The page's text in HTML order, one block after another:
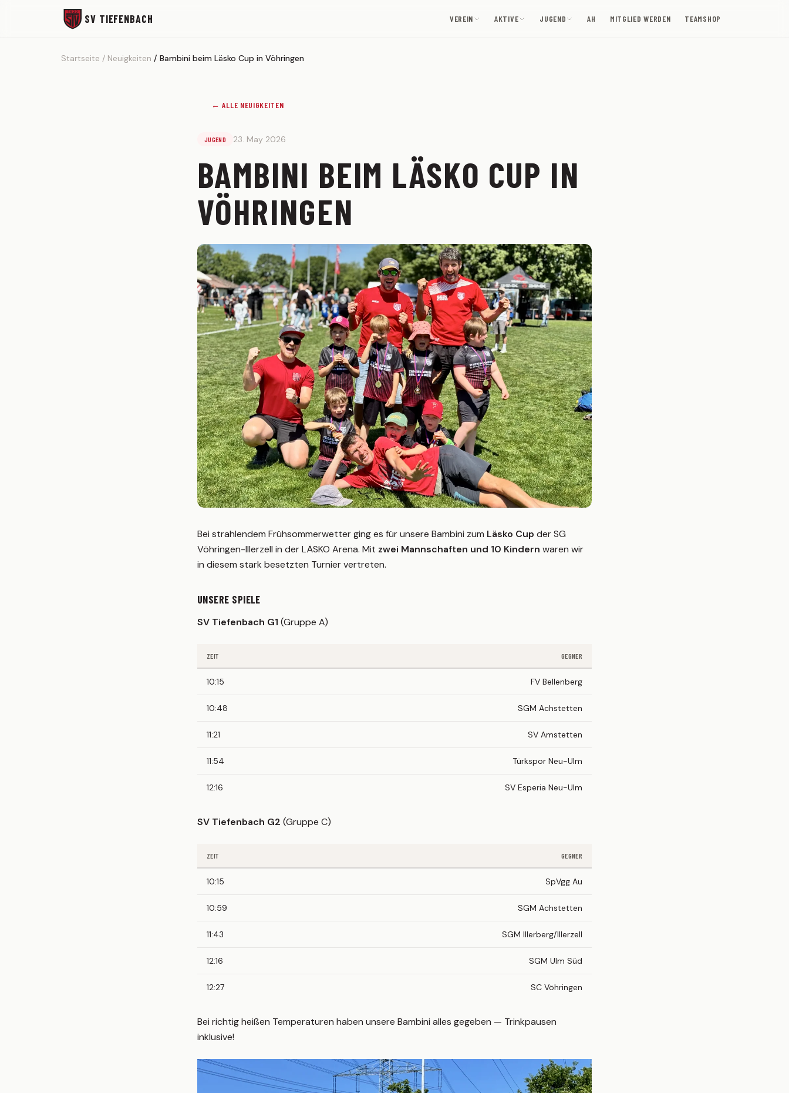
SV TIEFENBACH VEREIN AKTIVE JUGEND AH MITGLIED WERDEN TEAMSHOP
Startseite Neuigkeiten Bambini beim Läsko Cup in Vöhringen
← ALLE NEUIGKEITEN
JUGEND 23. May 2026
BAMBINI BEIM LÄSKO CUP IN
VÖHRINGEN
Bei strahlendem Frühsommerwetter ging es für unsere Bambini zum Läsko Cup der SG
Vöhringen-Illerzell in der LÄSKO Arena. Mit zwei Mannschaften und 10 Kindern waren wir
in diesem stark besetzten Turnier vertreten.
UNSERE SPIELE
SV Tiefenbach G1 (Gruppe A)
ZEIT GEGNER
10:15 FV Bellenberg
10:48 SGM Achstetten
11:21 SV Amstetten
11:54 Türkspor Neu-Ulm
12:16 SV Esperia Neu-Ulm
SV Tiefenbach G2 (Gruppe C)
ZEIT GEGNER
10:15 SpVgg Au
10:59 SGM Achstetten
11:43 SGM Illerberg/Illerzell
12:16 SGM Ulm Süd
12:27 SC Vöhringen
Bei richtig heißen Temperaturen haben unsere Bambini alles gegeben — Trinkpausen
inklusive!